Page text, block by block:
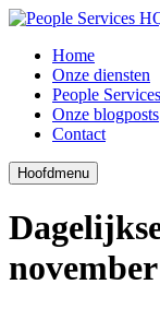
Home
Onze diensten
People
Onze blogposts
Contact
Hoofdmenu